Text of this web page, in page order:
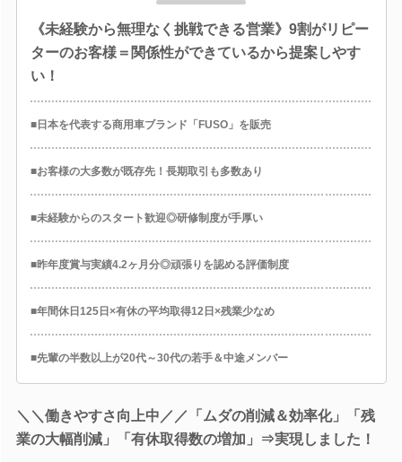
《未経験から無理なく挑戦できる営業》9割がリピー
ターのお客様＝関係性ができているから提案しやす
い！
■日本を代表する商用車ブランド「FUSO」を販売
■お客様の大多数が既存先！長期取引も多数あり
■未経験からのスタート歓迎◎研修制度が手厚い
■昨年度賞与実績4.2ヶ月分◎頑張りを認める評価制度
■年間休日125日×有休の平均取得12日×残業少なめ
■先輩の半数以上が20代～30代の若手＆中途メンバー
＼＼働きやすさ向上中／／「ムダの削減＆効率化」「残
業の大幅削減」「有休取得数の増加」⇒実現しました！